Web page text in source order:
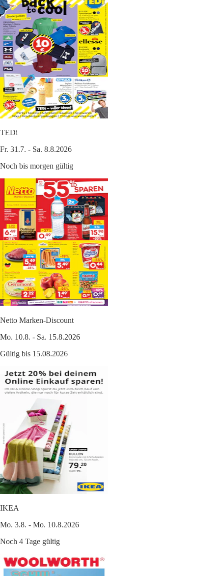
TEDi
Fr. 31.7. - Sa. 8.8.2026
Noch bis morgen gültig
Netto Marken-Discount
Mo. 10.8. - Sa. 15.8.2026
Gültig bis 15.08.2026
IKEA
Mo. 3.8. - Mo. 10.8.2026
Noch 4 Tage gültig